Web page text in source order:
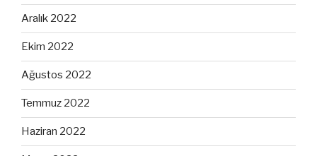
Aralık 2022
Ekim 2022
Ağustos 2022
Temmuz 2022
Haziran 2022